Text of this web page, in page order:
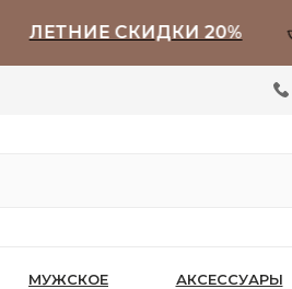
ЛЕТНИЕ СКИДКИ 20%
МУЖСКОЕ АКСЕССУАРЫ